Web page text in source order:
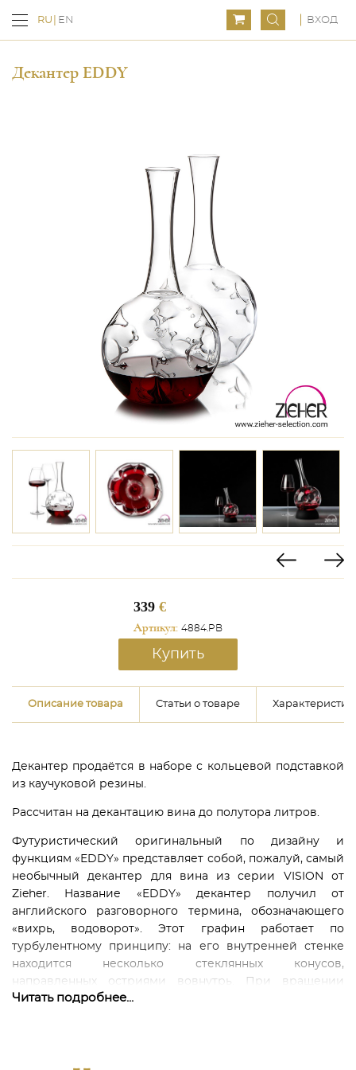
RU EN ВХОД
Декантер EDDY
339 €
Артикул: 4884.PB
Купить
Описание товара Статьи о товаре
Декантер продаётся в наборе с кольцевой подставкой
из каучуковой резины.
Рассчитан на декантацию вина до полутора литров.
Футуристический оригинальный по дизайну и
функциям «EDDY» представляет собой, пожалуй, самый
необычный декантер для вина из серии VISION от
Zieher. Название «EDDY» декантер получил от
английского разговорного термина, обозначающего
«вихрь, водоворот». Этот графин работает по
турбулентному принципу: на его внутренней стенке
находится несколько стеклянных конусов,
направленных остриями вовнутрь. При вращении
наполненного графина в вине на этих конусах
Читать подробнее...